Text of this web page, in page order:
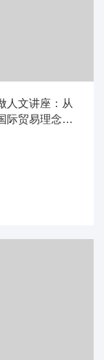
人文讲座：从
际贸易理念的